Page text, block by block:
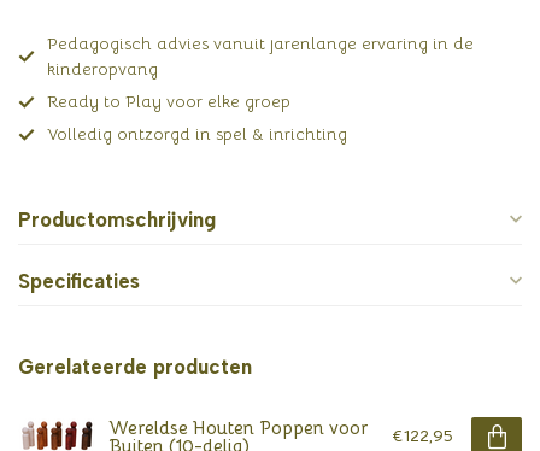
Pedagogisch advies vanuit jarenlange ervaring in de
kinderopvang
Ready to Play voor elke groep
Volledig ontzorgd in spel & inrichting
Productomschrijving
Specificaties
Gerelateerde producten
Wereldse Houten Poppen voor
Buiten (10-delig) €122,95